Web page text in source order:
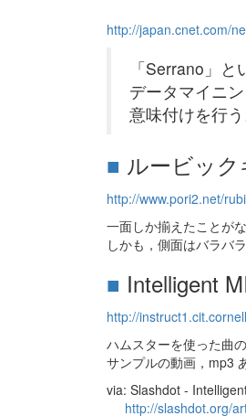
http://japan.cnet.com/
「Serrano」
データマイニ
意味付けを行う
■ ルービッ
http://www.pori2.net/
一面しか揃えたことが
しかも，側面はバラバラ
■ Intelligent
http://
ハムスターを使った曲
サンプルの動画，mp3
via: Slashdot -
http://slashdot.org/